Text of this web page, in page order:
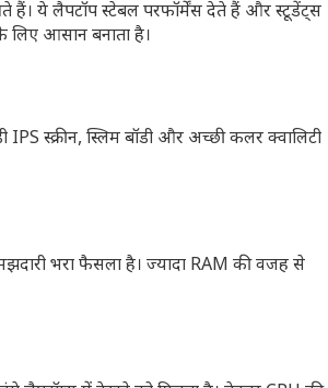
ये लैपटॉप स्टेबल परफॉर्मेंस देते हैं और स्टूडेंट्स
आसान बनाता है।
स्क्रीन, स्लिम बॉडी और अच्छी कलर क्वालिटी
भरा फैसला है। ज्यादा RAM की वजह से